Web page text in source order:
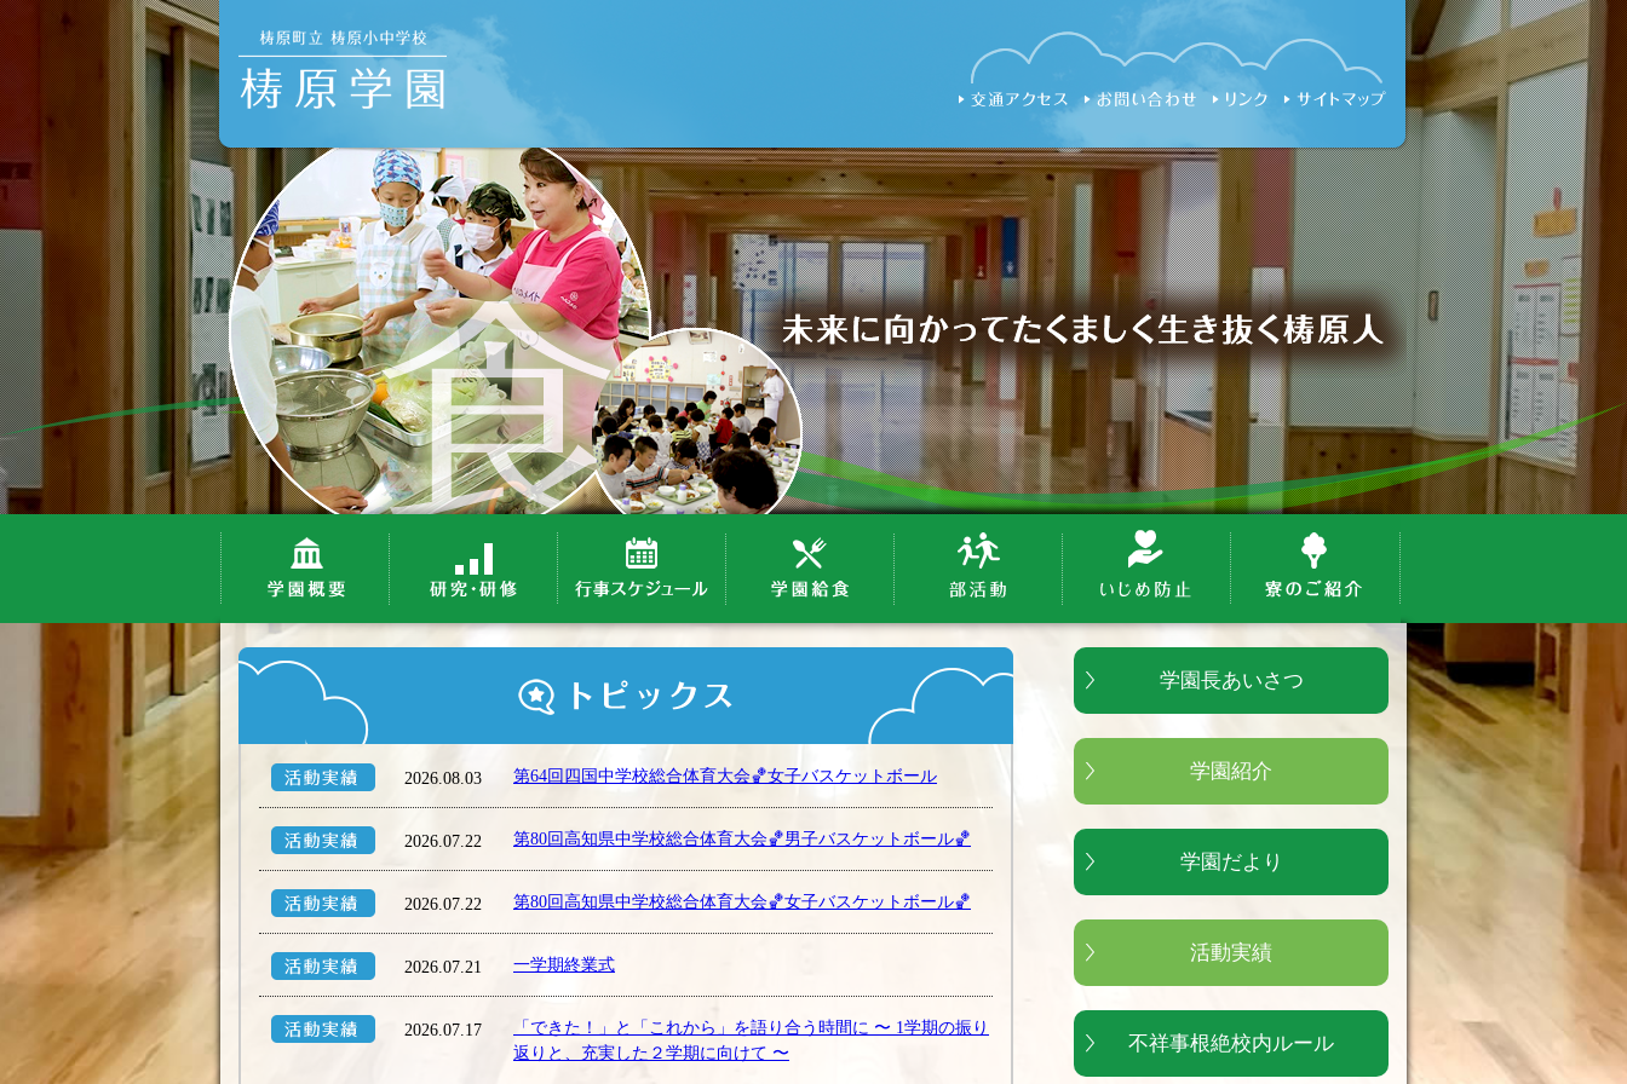
2026.08.03 第64回四国中学校総合体育大会🏀女子バスケットボール
2026.07.22 第80回高知県中学校総合体育大会🏀男子バスケットボール🏀
2026.07.22 第80回高知県中学校総合体育大会🏀女子バスケットボール🏀
2026.07.21 一学期終業式
2026.07.17
「できた！」と「これから」を語り合う時間に 〜 1学期の振り
返りと、充実した２学期に向けて 〜
学園長あいさつ
学園紹介
学園だより
活動実績
不祥事根絶校内ルール